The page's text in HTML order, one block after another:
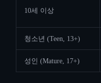
10세 이상
청소년 (Teen, 13+)
성인 (Mature, 17+)